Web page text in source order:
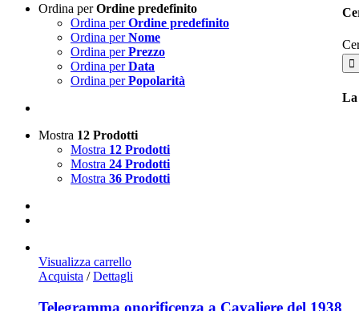
Ordina perOrdine predefinito
Ordina perOrdine predefinito
Ordina perNome
Ordina perPrezzo
Ordina perData
Ordina perPopolarità
Mostra 12 Prodotti
Mostra 12 Prodotti
Mostra 24 Prodotti
Mostra 36 Prodotti
Visualizza carrello
Acquista / Dettagli
Telegramma onorificenza a Cavaliere del 1938
La